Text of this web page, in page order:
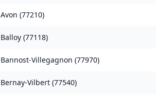
Avon (77210)
Balloy (77118)
Bannost-Villegagnon (77970)
Bernay-Vilbert (77540)